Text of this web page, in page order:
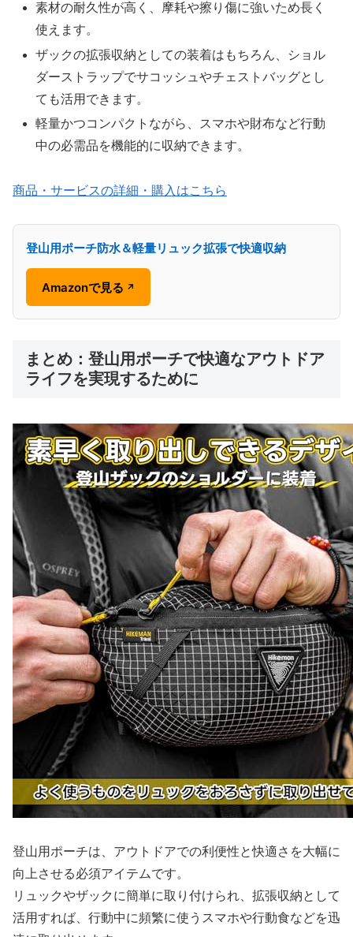
素材の耐久性が高く、摩耗や擦り傷に強いため長く
使えます。
ザックの拡張収納としての装着はもちろん、ショル
ダーストラップでサコッシュやチェストバッグとし
ても活用できます。
軽量かつコンパクトながら、スマホや財布など行動
中の必需品を機能的に収納できます。
商品・サービスの詳細・購入はこちら
登山用ポーチ防水＆軽量リュック拡張で快適収納
Amazonで見る ↗
まとめ：登山用ポーチで快適なアウトドア
ライフを実現するために
登山用ポーチは、アウトドアでの利便性と快適さを大幅に
向上させる必須アイテムです。
リュックやザックに簡単に取り付けられ、拡張収納として
活用すれば、行動中に頻繁に使うスマホや行動食などを迅